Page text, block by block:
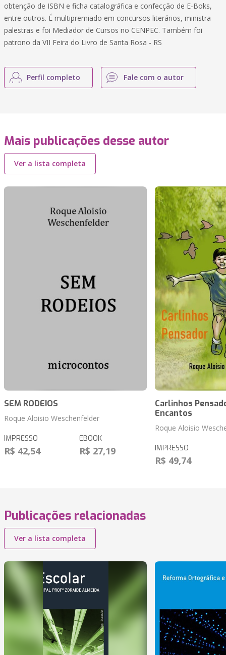
obtenção de ISBN e ficha catalográfica e confecção de E-Boks,
entre outros. É multipremiado em concursos literários, ministra
palestras e foi Mediador de Cursos no CENPEC. Também foi
patrono da VII Feira do Livro de Santa Rosa - RS
Perfil completo Fale com o autor
Mais publicações desse autor
Ver a lista completa
SEM RODEIOS
Roque Aloisio Weschenfelder
IMPRESSO
R$ 42,54
EBOOK
R$ 27,19
Carlinhos
Encantos
Roque Aloisio
IMPRESSO
R$ 49,74
Publicações relacionadas
Ver a lista completa